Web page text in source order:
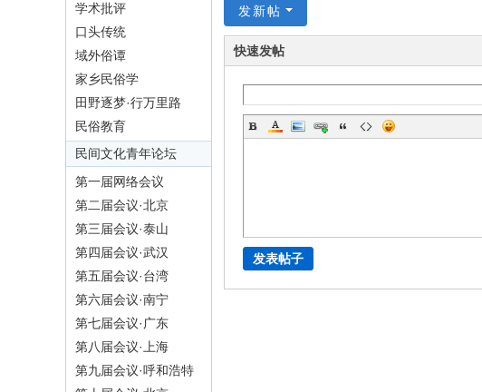
F
or
u
m
F
ol
ult
ur
e
St
ud
ie
学术批评
口头传统
域外俗谭
家乡民俗学
田野逐梦·行万里路
民俗教育
民间文化青年论坛
（档案馆）
第一届网络会议
第二届会议·北京
第三届会议·泰山
第四届会议·武汉
第五届会议·台湾
第六届会议·南宁
第七届会议·广东
第八届会议·上海
第九届会议·呼和浩特
发新帖
快速发帖
发表帖子